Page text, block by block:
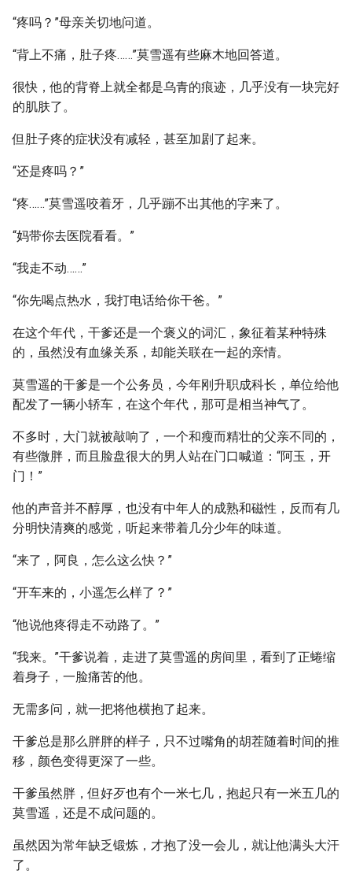
“疼吗？”母亲关切地问道。
“背上不痛，肚子疼……”莫雪遥有些麻木地回答道。
很快，他的背脊上就全都是乌青的痕迹，几乎没有一块完好
的肌肤了。
但肚子疼的症状没有减轻，甚至加剧了起来。
“还是疼吗？”
“疼……”莫雪遥咬着牙，几乎蹦不出其他的字来了。
“妈带你去医院看看。”
“我走不动……”
“你先喝点热水，我打电话给你干爸。”
在这个年代，干爹还是一个褒义的词汇，象征着某种特殊
的，虽然没有血缘关系，却能关联在一起的亲情。
莫雪遥的干爹是一个公务员，今年刚升职成科长，单位给他
配发了一辆小轿车，在这个年代，那可是相当神气了。
不多时，大门就被敲响了，一个和瘦而精壮的父亲不同的，
有些微胖，而且脸盘很大的男人站在门口喊道：“阿玉，开
门！”
他的声音并不醇厚，也没有中年人的成熟和磁性，反而有几
分明快清爽的感觉，听起来带着几分少年的味道。
“来了，阿良，怎么这么快？”
“开车来的，小遥怎么样了？”
“他说他疼得走不动路了。”
“我来。”干爹说着，走进了莫雪遥的房间里，看到了正蜷缩
着身子，一脸痛苦的他。
无需多问，就一把将他横抱了起来。
干爹总是那么胖胖的样子，只不过嘴角的胡茬随着时间的推
移，颜色变得更深了一些。
干爹虽然胖，但好歹也有个一米七几，抱起只有一米五几的
莫雪遥，还是不成问题的。
虽然因为常年缺乏锻炼，才抱了没一会儿，就让他满头大汗
了。